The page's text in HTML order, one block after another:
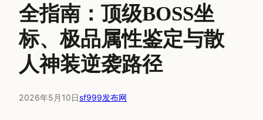
全指南：顶级BOSS坐
标、极品属性鉴定与散
人神装逆袭路径
2026年5月10日sf999发布网